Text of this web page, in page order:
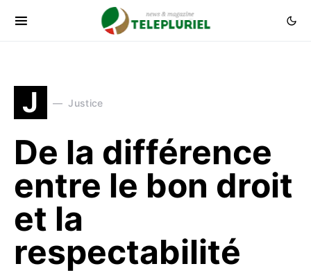
J Justice
De la différence
entre le bon droit
et la
respectabilité